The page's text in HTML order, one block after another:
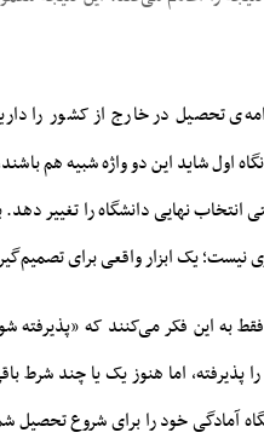
تحصیل در خارج از کشور را
اول شاید این دو واژه شبیه هم
انتخاب نهایی دانشگاه را تغییر
نیست؛ یک ابزار واقعی برای
به این فکر می‌کنند که
پذیرفته، اما هنوز یک یا چند شرط
آمادگی خود را برای شروع